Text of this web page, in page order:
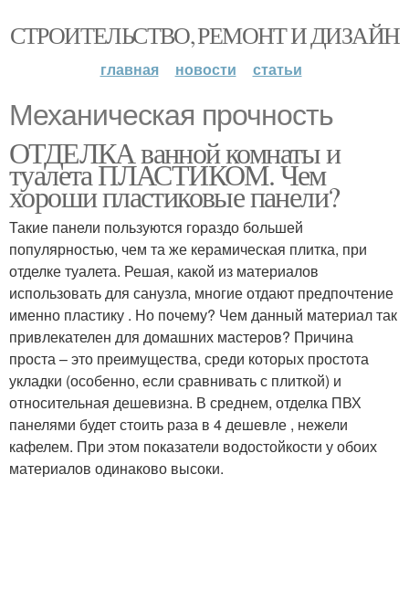
СТРОИТЕЛЬСТВО, РЕМОНТ И ДИЗАЙН
главная новости статьи
Механическая прочность
ОТДЕЛКА ванной комнаты и
туалета ПЛАСТИКОМ. Чем
хороши пластиковые панели?
Такие панели пользуются гораздо большей
популярностью, чем та же керамическая плитка, при
отделке туалета. Решая, какой из материалов
использовать для санузла, многие отдают предпочтение
именно пластику . Но почему? Чем данный материал так
привлекателен для домашних мастеров? Причина
проста – это преимущества, среди которых простота
укладки (особенно, если сравнивать с плиткой) и
относительная дешевизна. В среднем, отделка ПВХ
панелями будет стоить раза в 4 дешевле , нежели
кафелем. При этом показатели водостойкости у обоих
материалов одинаково высоки.